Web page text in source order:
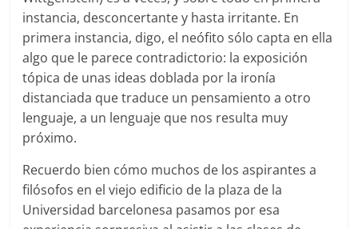
instancia, desconcertante y hasta irritante. En
primera instancia, digo, el neófito sólo capta en ella
algo que le parece contradictorio: la exposición
tópica de unas ideas doblada por la ironía
distanciada que traduce un pensamiento a otro
lenguaje, a un lenguaje que nos resulta muy
próximo.
Recuerdo bien cómo muchos de los aspirantes a
filósofos en el viejo edificio de la plaza de la
Universidad barcelonesa pasamos por esa